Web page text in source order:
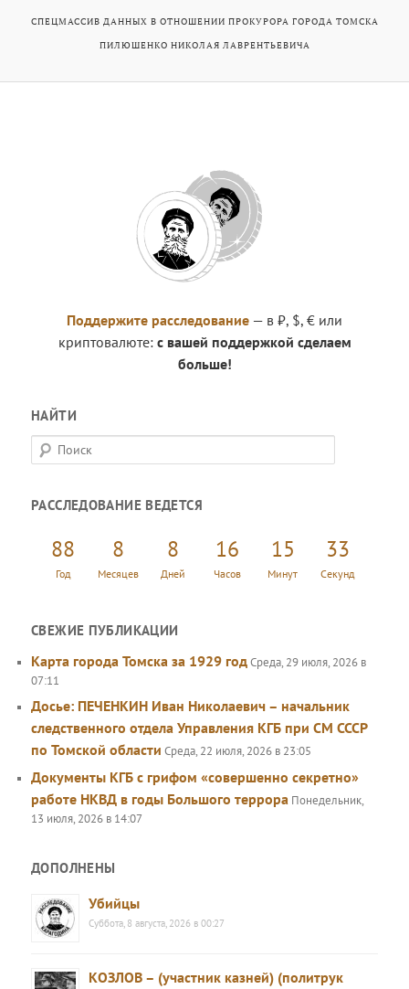
СПЕЦМАССИВ ДАННЫХ В ОТНОШЕНИИ ПРОКУРОРА ГОРОДА ТОМСКА
ПИЛЮШЕНКО НИКОЛАЯ ЛАВРЕНТЬЕВИЧА
Поддержите расследование — в ₽, $, € или
криптовалюте: с вашей поддержкой сделаем
больше!
НАЙТИ
П
о
с
РАССЛЕДОВАНИЕ ВЕДЕТСЯ
88
Год
8
Месяцев
8
Дней
16
Часов
15
Минут
34
Секунд
СВЕЖИЕ ПУБЛИКАЦИИ
Карта города Томска за 1929 годСреда, 29 июля, 2026 в
07:11
Досье: ПЕЧЕНКИН Иван Николаевич – начальник
следственного отдела Управления КГБ при СМ СССР
по Томской области Среда, 22 июля, 2026 в 23:05
Документы КГБ с грифом «совершенно секретно»
работе НКВД в годы Большого террора Понедельник,
13 июля, 2026 в 14:07
ДОПОЛНЕНЫ
Убийцы
Суббота, 8 августа, 2026 в 00:27
КОЗЛОВ – (участник казней) (политрук